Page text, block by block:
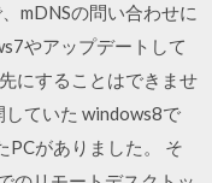
mDNSの問い合わせに
やアップデートして
にすることはできませ
ていた windows8で
PCがありました。 そ